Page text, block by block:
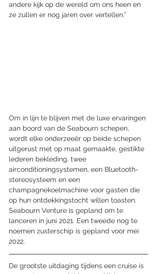
andere kijk op de wereld om ons heen en
ze zullen er nog jaren over vertellen.”
Om in lijn te blijven met de luxe ervaringen
aan boord van de Seabourn schepen,
wordt elke onderzeeër op beide schepen
uitgerust met op maat gemaakte, gestikte
lederen bekleding, twee
airconditioningsystemen, een Bluetooth-
stereosysteem en een
champagnekoelmachine voor gasten die
op hun ontdekkingstocht willen toasten.
Seabourn Venture is gepland om te
lanceren in juni 2021. Een tweede nog te
noemen zusterschip is gepland voor mei
2022.
De grootste uitdaging tijdens een cruise is